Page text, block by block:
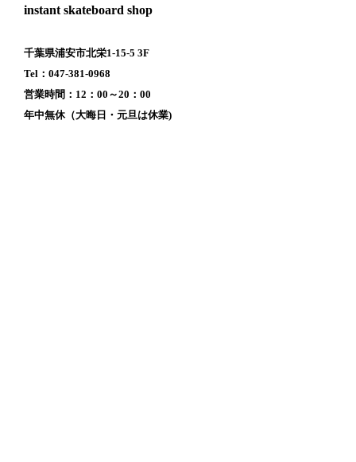
instant skateboard shop
千葉県浦安市北栄1-15-5 3F
Tel：047-381-0968
営業時間：12：00～20：00
年中無休（大晦日・元旦は休業)